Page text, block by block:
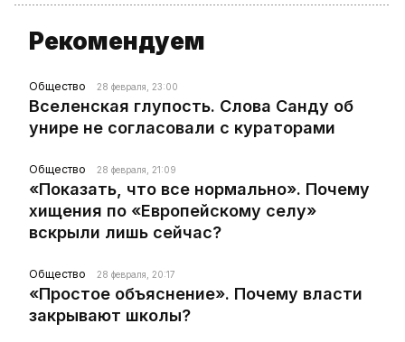
Рекомендуем
Общество 28 февраля, 23:00
Вселенская глупость. Слова Санду об
унире не согласовали с кураторами
Общество 28 февраля, 21:09
«Показать, что все нормально». Почему
хищения по «Европейскому селу»
вскрыли лишь сейчас?
Общество 28 февраля, 20:17
«Простое объяснение». Почему власти
закрывают школы?